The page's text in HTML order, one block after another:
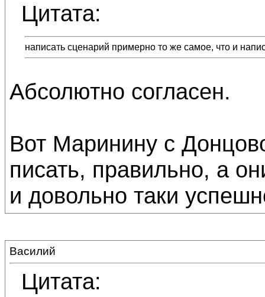
Цитата:
написать сценарий примерно то же самое, что и
Абсолютно согласен.
Вот Маринину с
писать, правильно, а
и довольно таки
Василий
Цитата: